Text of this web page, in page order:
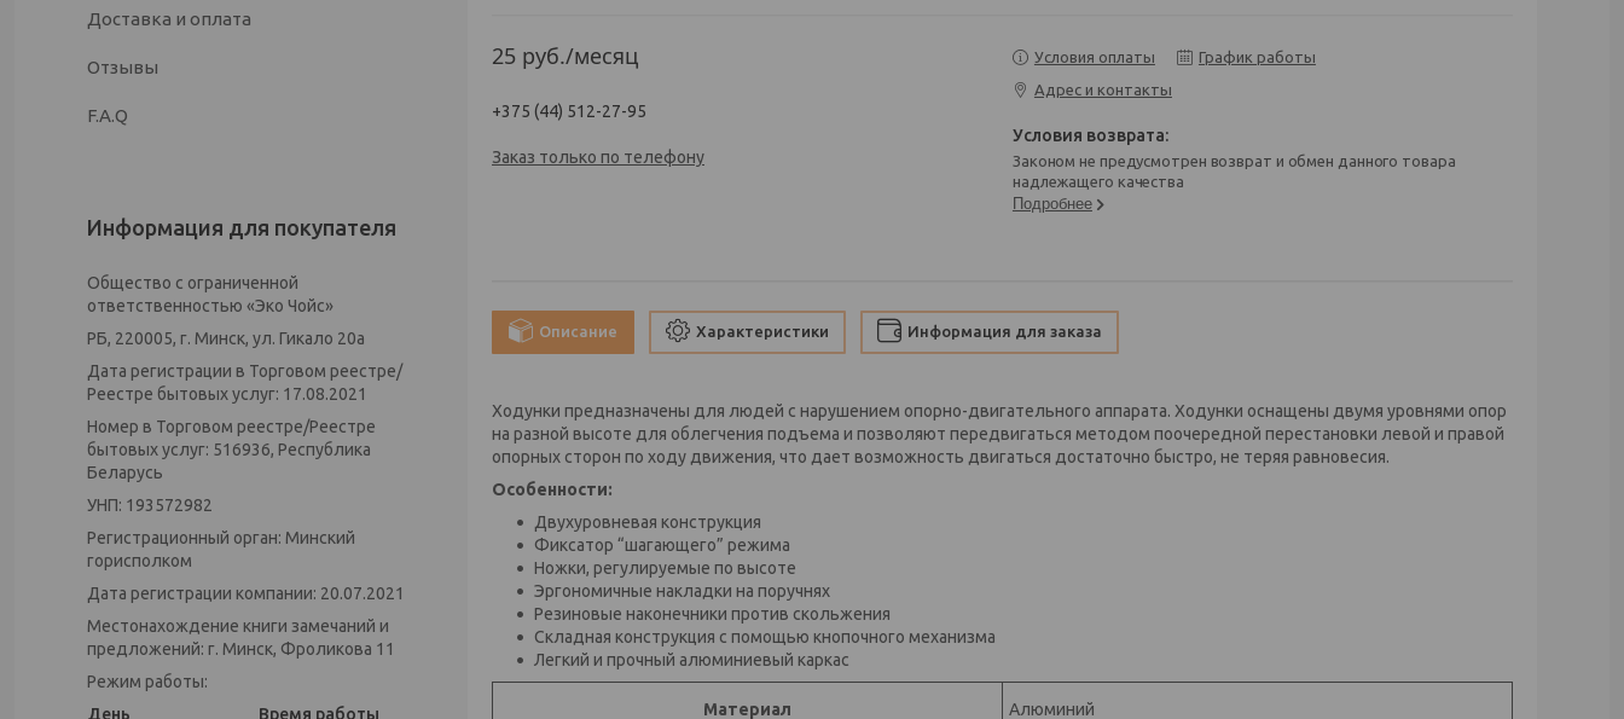
25 руб./месяц
+375 (44) 512-27-95
Заказ только по телефону
Условия оплаты
График работы
Адрес и контакты
Законом не предусмотрен возврат и обмен данного товара
надлежащего качества
Подробнее
Описание Характеристики Информация для заказа
Ходунки предназначены для людей с нарушением опорно-двигательного аппарата. Ходунки оснащены двумя уровнями опор
на разной высоте для облегчения подъема и позволяют передвигаться методом поочередной перестановки левой и правой
опорных сторон по ходу движения, что дает возможность двигаться достаточно быстро, не теряя равновесия.
Особенности:
Двухуровневая конструкция
Фиксатор “шагающего” режима
Ножки, регулируемые по высоте
Эргономичные накладки на поручнях
Резиновые наконечники против скольжения
Складная конструкция с помощью кнопочного механизма
Легкий и прочный алюминиевый каркас
Материал Алюминий
Доставка и оплата
Отзывы
F.A.Q
Информация для покупателя
Общество с ограниченной
ответственностью «Эко Чойс»
РБ, 220005, г. Минск, ул. Гикало 20а
Дата регистрации в Торговом реестре/
Реестре бытовых услуг: 17.08.2021
Номер в Торговом реестре/Реестре
бытовых услуг: 516936, Республика
Беларусь
УНП: 193572982
Регистрационный орган: Минский
горисполком
Дата регистрации компании: 20.07.2021
Местонахождение книги замечаний и
предложений: г. Минск, Фроликова 11
Режим работы:
День
Время работы